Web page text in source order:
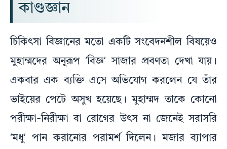
কাণ্ডজ্ঞান
চিকিৎসা বিজ্ঞানের মতো একটি সংবেদনশীল বিষয়েও
মুহাম্মদের অনুরূপ ‘বিজ্ঞ’ সাজার প্রবণতা দেখা যায়।
একবার এক ব্যক্তি এসে অভিযোগ করলেন যে তাঁর
ভাইয়ের পেটে অসুখ হয়েছে। মুহাম্মদ তাকে কোনো
পরীক্ষা-নিরীক্ষা বা রোগের উৎস না জেনেই সরাসরি
‘মধু’ পান করানোর পরামর্শ দিলেন। মজার ব্যাপার